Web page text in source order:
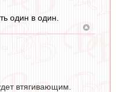
один в один.
втягивающим.